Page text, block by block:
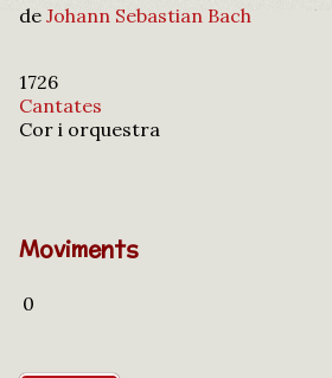
de Johann Sebastian Bach
1726
Cantates
Cor i orquestra
Moviments
0